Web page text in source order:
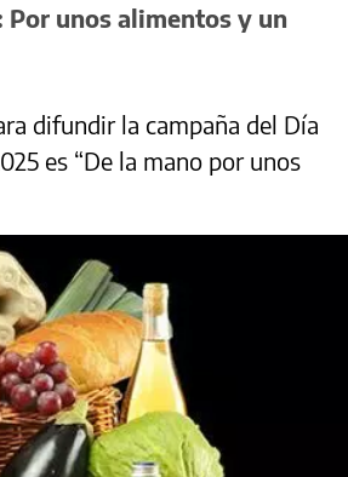
unos alimentos y un
difundir la campaña del Día
es “De la mano por unos